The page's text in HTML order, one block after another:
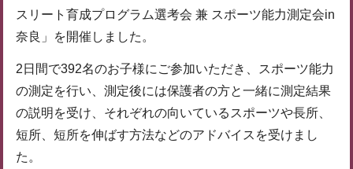
スリート育成プログラム選考会 兼 スポーツ能力測定会in
奈良」を開催しました。
2日間で392名のお子様にご参加いただき、スポーツ能力
の測定を行い、測定後には保護者の方と一緒に測定結果
の説明を受け、それぞれの向いているスポーツや長所、
短所、短所を伸ばす方法などのアドバイスを受けまし
た。